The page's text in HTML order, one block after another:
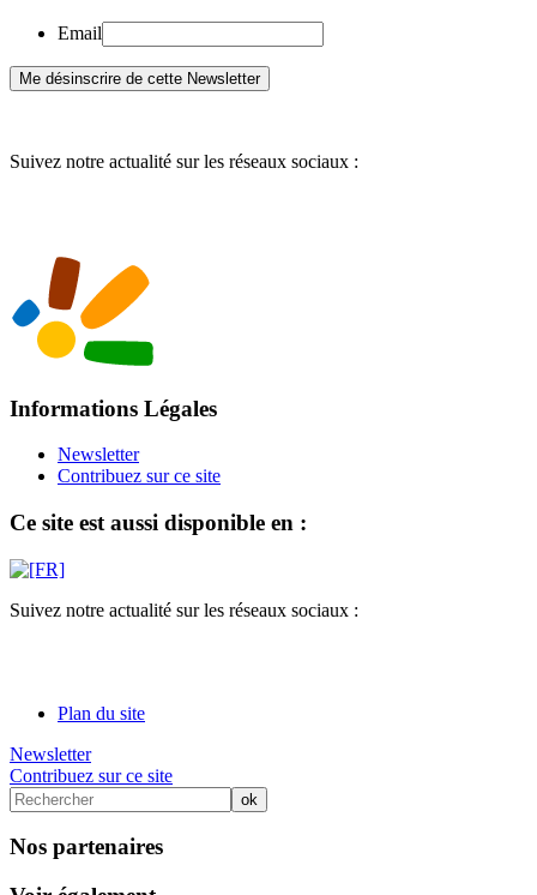
Email
Suivez notre actualité sur les réseaux sociaux :
Informations Légales
Newsletter
Contribuez sur ce site
Ce site est aussi disponible en :
Suivez notre actualité sur les réseaux sociaux :
Plan du site
Newsletter
Contribuez sur ce site
Nos partenaires